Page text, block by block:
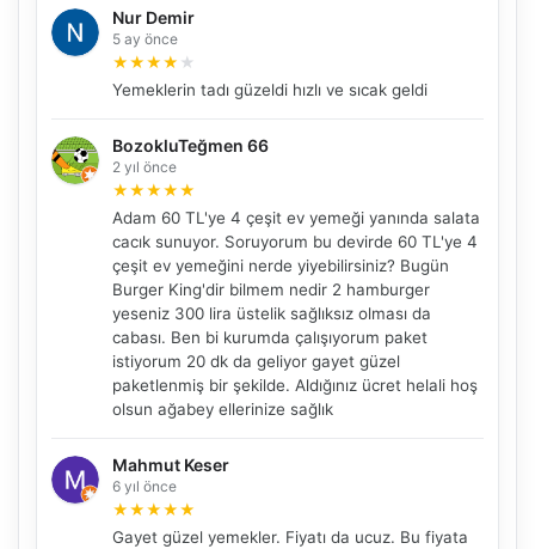
Nur Demir
5 ay önce
★★★★ ★
Yemeklerin tadı güzeldi hızlı ve sıcak geldi
BozokluTeğmen 66
2 yıl önce
★★★★★
Adam 60 TL'ye 4 çeşit ev yemeği yanında salata
cacık sunuyor. Soruyorum bu devirde 60 TL'ye 4
çeşit ev yemeğini nerde yiyebilirsiniz? Bugün
Burger King'dir bilmem nedir 2 hamburger
yeseniz 300 lira üstelik sağlıksız olması da
cabası. Ben bi kurumda çalışıyorum paket
istiyorum 20 dk da geliyor gayet güzel
paketlenmiş bir şekilde. Aldığınız ücret helali hoş
olsun ağabey ellerinize sağlık
Mahmut Keser
6 yıl önce
★★★★★
Gayet güzel yemekler. Fiyatı da ucuz. Bu fiyata